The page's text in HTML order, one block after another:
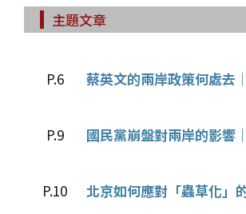
主題文章
P.6 蔡英文的兩岸政策何處去
P.9 國民黨崩盤對兩岸的影響
P.10 北京如何應對「蟲草化」